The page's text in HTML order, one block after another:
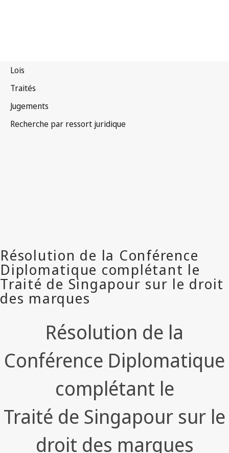
Résolution de la
Conférence Diplomatique
complétant le
Traité de Singapour sur le
droit des marques